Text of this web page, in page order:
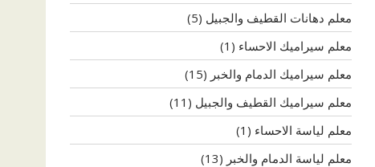
معلم دهانات القطيف والجبيل (5)
معلم سيراميك الاحساء (1)
معلم سيراميك الدمام والخبر (15)
معلم سيراميك القطيف والجبيل (11)
معلم لياسة الاحساء (1)
معلم لياسة الدمام والخبر (13)